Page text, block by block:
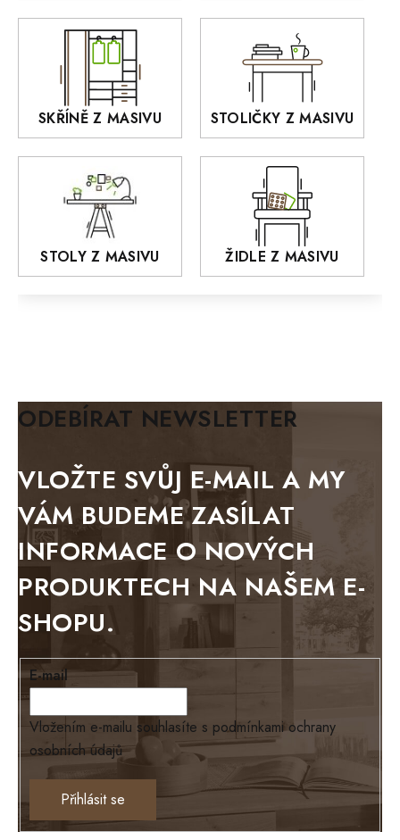
DEJA
OLD STYLE
KANSAS
RETRO
MONET
OSLO
MODERN loft
BIANCA
BLACK VELVET
BELLUNO grafite
WESTERN
BERLIN
KOLMAR
TOSKANIA
LOUISIANA
Tello
Loriano
EXCLUSIVE
TEXAS
SKŘÍNĚ Z MASIVU STOLIČKY Z MASIVU
STOLY Z MASIVU ŽIDLE Z MASIVU
ODEBÍRAT NEWSLETTER
VLOŽTE SVŮJ E-MAIL A MY
VÁM BUDEME ZASÍLAT
INFORMACE O NOVÝCH
PRODUKTECH NA NAŠEM E-
SHOPU.
E-mail
Vložením e-mailu souhlasíte s podmínkami ochrany
osobních údajů
Přihlásit se